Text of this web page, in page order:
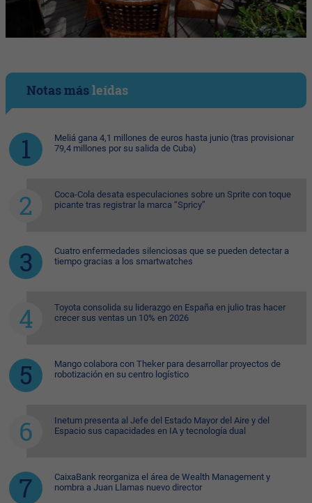
Notas másleídas
Meliá gana 4,1 millones de euros hasta junio (tras provisionar
79,4 millones por su salida de Cuba)
Coca-Cola desata especulaciones sobre un Sprite con toque
picante tras registrar la marca “Spricy”
Cuatro enfermedades silenciosas que se pueden detectar a
tiempo gracias a los smartwatches
Toyota consolida su liderazgo en España en julio tras hacer
crecer sus ventas un 10% en 2026
Mango colabora con Theker para desarrollar proyectos de
robotización en su centro logístico
Inetum presenta al Jefe del Estado Mayor del Aire y del
Espacio sus capacidades en IA y tecnología dual
CaixaBank reorganiza el área de Wealth Management y
nombra a Juan Llamas nuevo director